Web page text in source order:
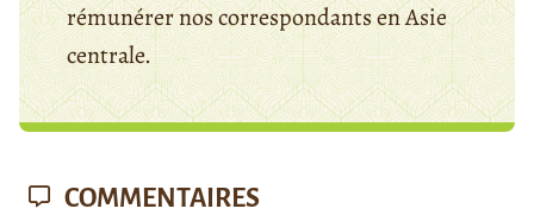
rémunérer nos correspondants en Asie
centrale.
COMMENTAIRES